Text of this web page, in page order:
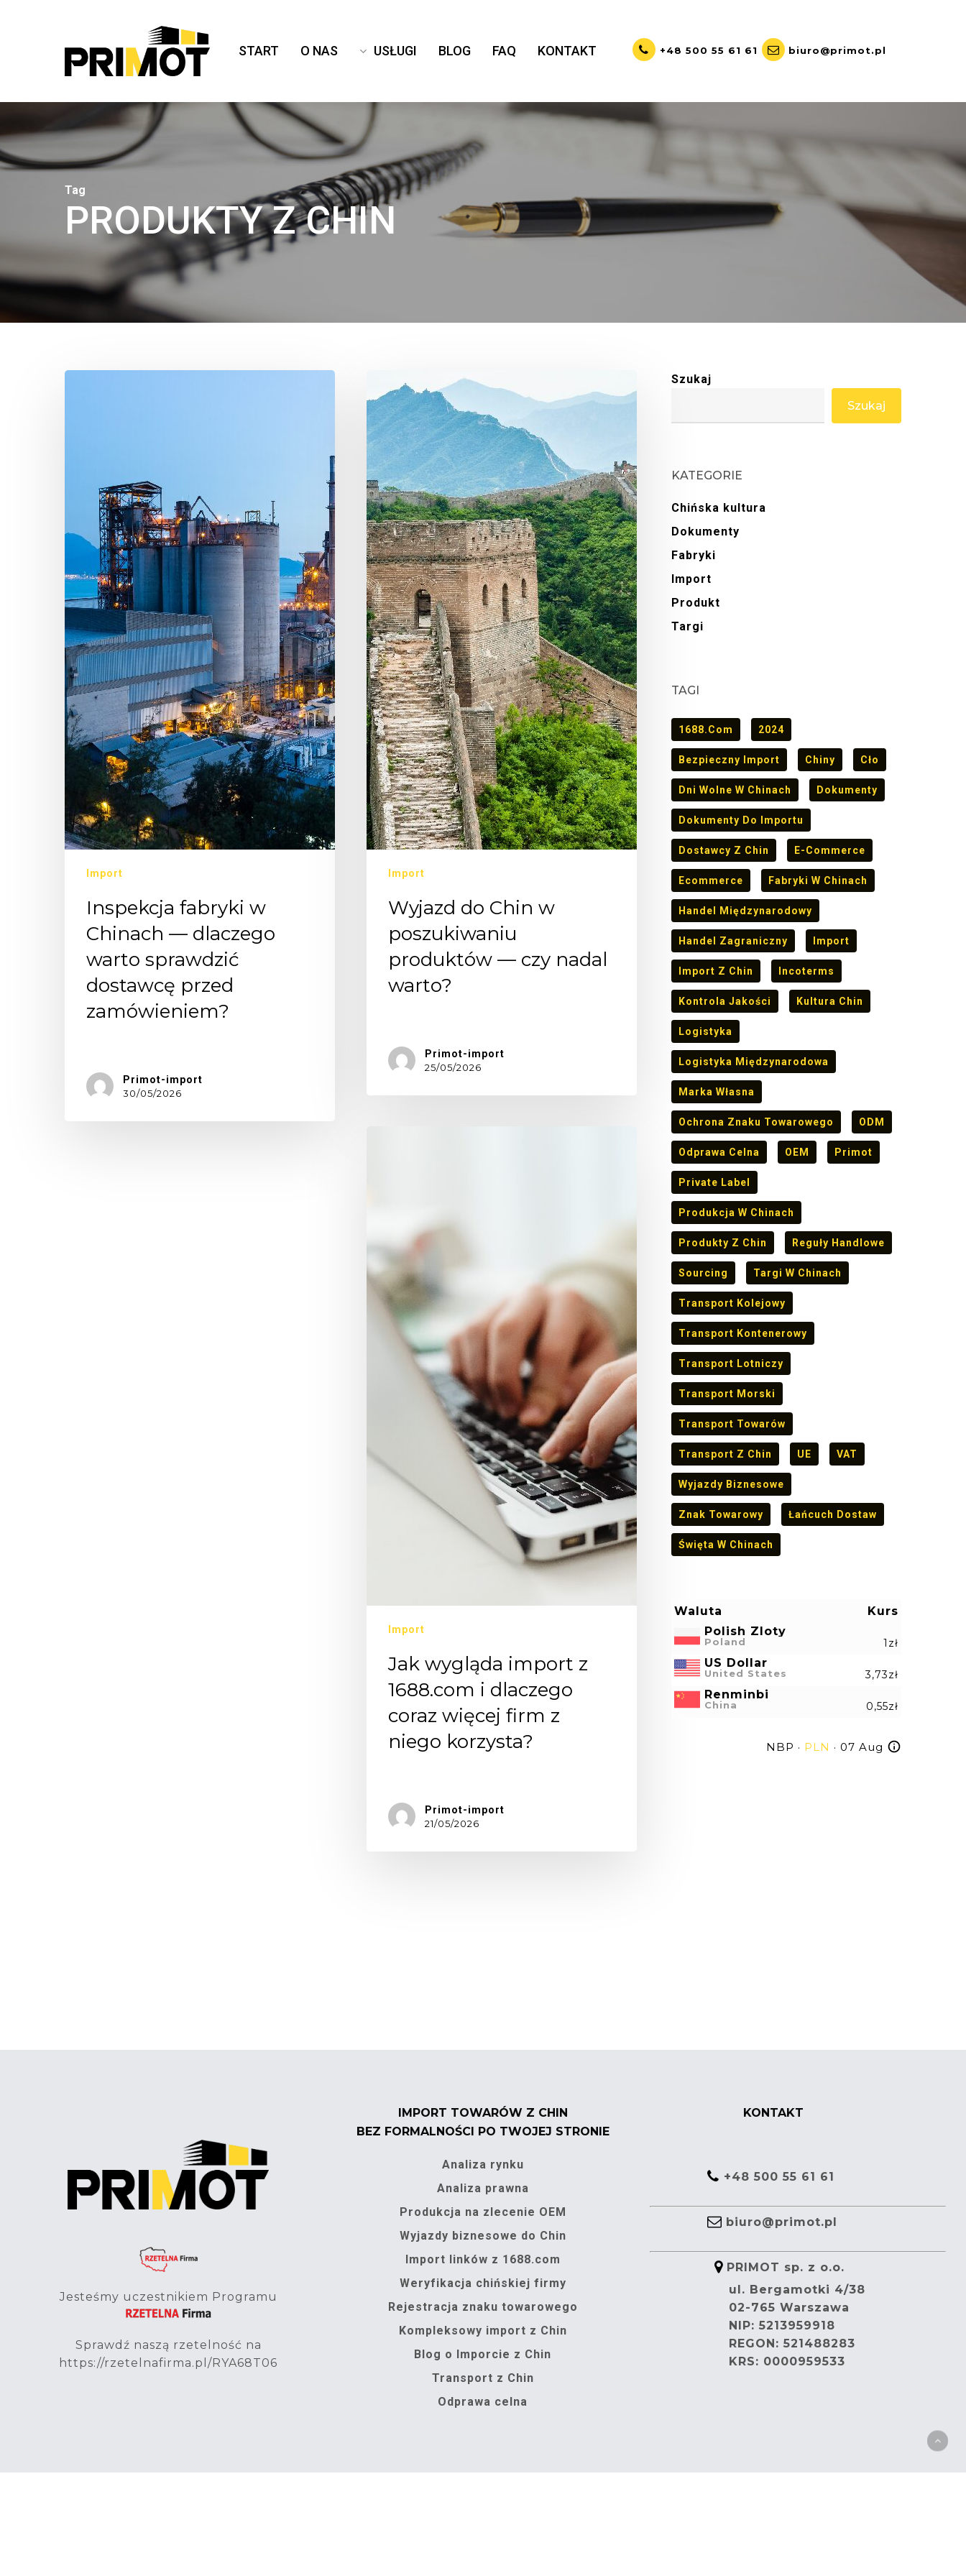
START O NAS USŁUGI BLOG FAQ KONTAKT +48 500 55 61 61 biuro@primot.pl
Tag
PRODUKTY Z CHIN
Import
Inspekcja fabryki w
Chinach — dlaczego
warto sprawdzić
dostawcę przed
zamówieniem?
Primot-import
30/05/2026
Import
Wyjazd do Chin w
poszukiwaniu
produktów — czy nadal
warto?
Primot-import
25/05/2026
Import
Jak wygląda import z
1688.com i dlaczego
coraz więcej firm z
niego korzysta?
Primot-import
21/05/2026
Szukaj
Szukaj
KATEGORIE
Chińska kultura
Dokumenty
Fabryki
Import
Produkt
Targi
TAGI
1688.com 2024
Bezpieczny Import Chiny Cło
Dni Wolne W Chinach Dokumenty
Dokumenty Do Importu
Dostawcy Z Chin E-Commerce
Ecommerce Fabryki W Chinach
Handel Międzynarodowy
Handel Zagraniczny Import
Import Z Chin Incoterms
Kontrola Jakości Kultura Chin
Logistyka
Logistyka Międzynarodowa
Marka Własna
Ochrona Znaku Towarowego ODM
Odprawa Celna OEM Primot
Private Label
Produkcja W Chinach
Produkty Z Chin Reguły Handlowe
Sourcing Targi W Chinach
Transport Kolejowy
Transport Kontenerowy
Transport Lotniczy
Transport Morski
Transport Towarów
Transport Z Chin UE VAT
Wyjazdy Biznesowe
Znak Towarowy Łańcuch Dostaw
Święta W Chinach
Waluta
Kurs
Polish Zloty
Poland 1zł
US Dollar
United States 3,73zł
Renminbi
China 0,55zł
NBP · PLN · 07 Aug
Jesteśmy uczestnikiem Programu
Sprawdź naszą rzetelność na
https://rzetelnafirma.pl/RYA68T06
IMPORT TOWARÓW Z CHIN
BEZ FORMALNOŚCI PO TWOJEJ STRONIE
Analiza rynku
Analiza prawna
Produkcja na zlecenie OEM
Wyjazdy biznesowe do Chin
Import linków z 1688.com
Weryfikacja chińskiej firmy
Rejestracja znaku towarowego
Kompleksowy import z Chin
Blog o Imporcie z Chin
Transport z Chin
Odprawa celna
KONTAKT
+48 500 55 61 61
biuro@primot.pl
PRIMOT sp. z o.o.
ul. Bergamotki 4/38
02-765 Warszawa
NIP: 5213959918
REGON: 521488283
KRS: 0000959533